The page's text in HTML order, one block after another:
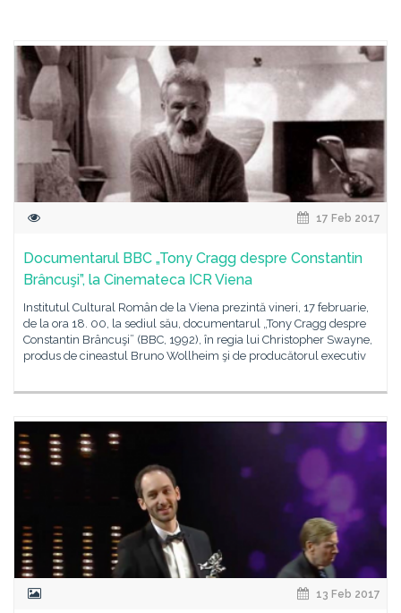
17 Feb 2017
Documentarul BBC „Tony Cragg despre Constantin
Brâncuşi”, la Cinemateca ICR Viena
Institutul Cultural Român de la Viena prezintă vineri, 17 februarie,
de la ora 18. 00, la sediul său, documentarul „Tony Cragg despre
Constantin Brâncuşi” (BBC, 1992), în regia lui Christopher Swayne,
produs de cineastul Bruno Wollheim şi de producătorul executiv
13 Feb 2017